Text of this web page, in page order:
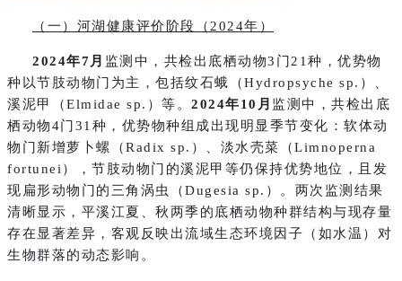
（一）河湖健康评价阶段（2024年）
2024年7月 监测中，共检出底栖动物3门21种，优势物
种以节肢动物门为主，包括纹石蛾（Hydropsyche sp.）、
溪泥甲（Elmidae sp.）等。 2024年10月 监测中，共检出底
栖动物4门31种，优势物种组成出现明显季节变化：软体动
物门新增萝卜螺（Radix sp.）、淡水壳菜（Limnoperna
fortunei），节肢动物门的溪泥甲等仍保持优势地位，且发
现扁形动物门的三角涡虫（Dugesia sp.）。两次监测结果
清晰显示，平溪江夏、秋两季的底栖动物种群结构与现存量
存在显著差异，客观反映出流域生态环境因子（如水温）对
生物群落的动态影响。